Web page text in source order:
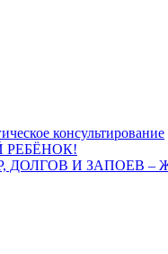
консультирование
РЕБЁНОК!
ДОЛГОВ И ЗАПОЕВ –